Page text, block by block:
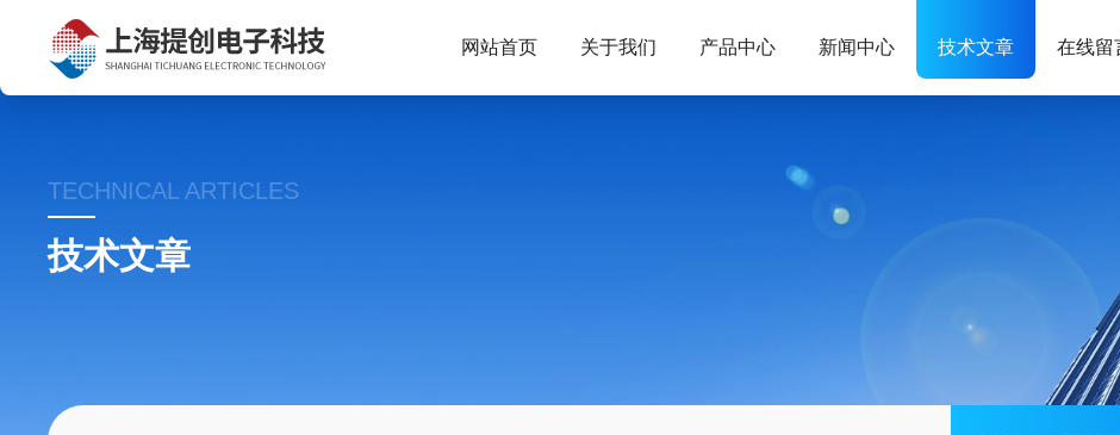
网站首页 关于我们 产品中心 新闻中心 技术文章 在线留
TECHNICAL ARTICLES
技术文章